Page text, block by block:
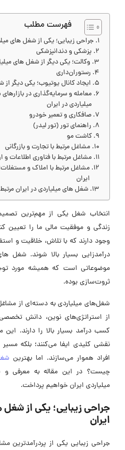
فهرست مطلب
جراحی زیبایی؛ یکی از شغل های
پزشکی و دندانپزشکی
وکالت؛ یکی دیگر از شغل های
رستوران‌داری
ایجاد کانال یوتیوب؛ یکی دیگر
معامله و سرمایه‌گذاری در
میلیاردی در ایران
صافکاری و تعمیر خودرو
راهنمای تور (تور لیدر)
کاشت مو
مشاغل مرتبط با تجارت و بازرگانی
مشاغل مرتبط با فناوری اطلاعات و
مشاغل مرتبط با املاک و
ایران
شغل های میلیاردی در ایران مرتبط
انتخاب شغل یکی از مهم‌ترین
زندگی و موفقیت مالی ما را تعیین
وجود دارند که با تلاش، خلاقیت و
درآمدزایی بسیار بالا شوند. شغل
موضوعاتی است که همیشه مورد
ثروت‌سازی بوده.
شغل‌های میلیاردی به دسته‌ای از
از استراتژی‌های نوین، دانش
کسب درآمد بسیار بالا را دارند.
نقشی کلیدی ایفا می‌کنند؛ بلکه
افراد هموار می‌سازند. اما بهترین
چیست؟ در این مقاله به معرفی
میلیاردی ایران خواهیم پرداخت.
جراحی زیبایی؛ یکی از شغل
ایران
جراحی زیبایی یکی از پردرآمدترین